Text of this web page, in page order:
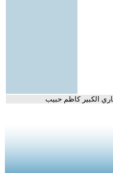
الكبير كاظم حبيب